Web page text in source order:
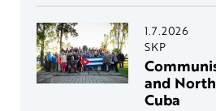
1.7.2026
SKP
and
Cuba